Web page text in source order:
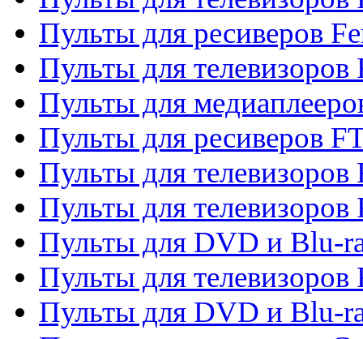
Пульты для ресиверов
Пульты для
Пульты для
Пульты для ресиверов
Пульты для телевизоров
Пульты для телевизоров
Пульты для DVD и Blu-
Пульты для телевизоров
Пульты для DVD и Blu-